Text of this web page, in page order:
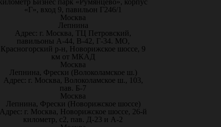
Бизнес парк «Румянцево», корпус
«Г», вход 9, павильон Г246/1
Москва
Лепнина
Адрес: г. Москва, ТЦ Петровский,
павильоны А-44, В-42, Г-34. МО,
Красногорский р-н, Новорижское шоссе, 9
км от МКАД
Москва
Лепнина, Фрески (Волоколамское ш.)
Адрес: г. Москва, Волоколамское ш., 103,
пав. Б-7
Москва
Лепнина, Фрески (Новорижское шоссе)
г. Москва, Новорижское шоссе, 26-й
километр, с2, пав. Д-23 и А-2